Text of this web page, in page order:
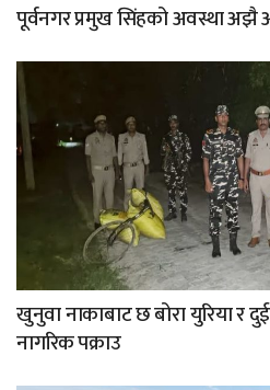
पूर्वनगर प्रमुख सिंहको अवस्था अझै
खुनुवा नाकाबाट छ बोरा युरिया र
नागरिक पक्राउ